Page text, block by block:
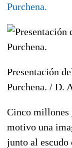
Purchena.
Presentación
Purchena. / D.
Cinco millones
motivo una
junto al